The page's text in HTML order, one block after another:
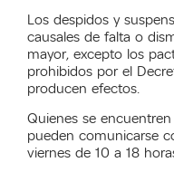
Los despidos y
causales de falta o
mayor, excepto los
prohibidos por el
producen efectos.
Quienes se
pueden comunicarse
viernes de 10 a 18